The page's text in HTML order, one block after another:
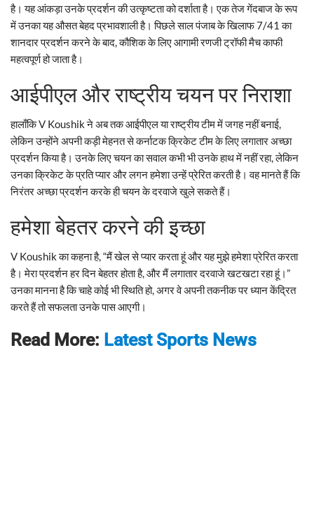
है। यह आंकड़ा उनके प्रदर्शन की उत्कृष्टता को दर्शाता है। एक तेज गेंदबाज के रूप
में उनका यह औसत बेहद प्रभावशाली है। पिछले साल पंजाब के खिलाफ 7/41 का
शानदार प्रदर्शन करने के बाद, कौशिक के लिए आगामी रणजी ट्रॉफी मैच काफी
महत्वपूर्ण हो जाता है।
आईपीएल और राष्ट्रीय चयन पर निराशा
हालाँकि V Koushik ने अब तक आईपीएल या राष्ट्रीय टीम में जगह नहीं बनाई,
लेकिन उन्होंने अपनी कड़ी मेहनत से कर्नाटक क्रिकेट टीम के लिए लगातार अच्छा
प्रदर्शन किया है। उनके लिए चयन का सवाल कभी भी उनके हाथ में नहीं रहा, लेकिन
उनका क्रिकेट के प्रति प्यार और लगन हमेशा उन्हें प्रेरित करती है। वह मानते हैं कि
निरंतर अच्छा प्रदर्शन करके ही चयन के दरवाजे खुले सकते हैं।
हमेशा बेहतर करने की इच्छा
V Koushik का कहना है, “मैं खेल से प्यार करता हूं और यह मुझे हमेशा प्रेरित करता
है। मेरा प्रदर्शन हर दिन बेहतर होता है, और मैं लगातार दरवाजे खटखटा रहा हूं।”
उनका मानना है कि चाहे कोई भी स्थिति हो, अगर वे अपनी तकनीक पर ध्यान केंद्रित
करते हैं तो सफलता उनके पास आएगी।
Read More: Latest Sports News